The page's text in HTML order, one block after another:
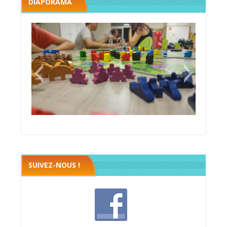
SUIVEZ-NOUS !